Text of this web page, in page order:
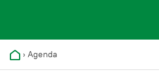
› Agenda